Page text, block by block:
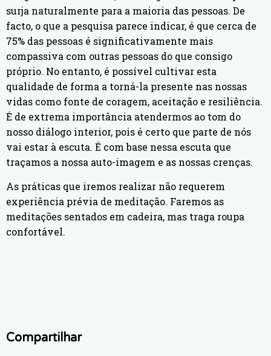
surja naturalmente para a maioria das pessoas. De
facto, o que a pesquisa parece indicar, é que cerca de
75% das pessoas é significativamente mais
compassiva com outras pessoas do que consigo
próprio. No entanto, é possível cultivar esta
qualidade de forma a torná-la presente nas nossas
vidas como fonte de coragem, aceitação e resiliência.
É de extrema importância atendermos ao tom do
nosso diálogo interior, pois é certo que parte de nós
vai estar à escuta. É com base nessa escuta que
traçamos a nossa auto-imagem e as nossas crenças.
As práticas que iremos realizar não requerem
experiência prévia de meditação. Faremos as
meditações sentados em cadeira, mas traga roupa
confortável.
Compartilhar